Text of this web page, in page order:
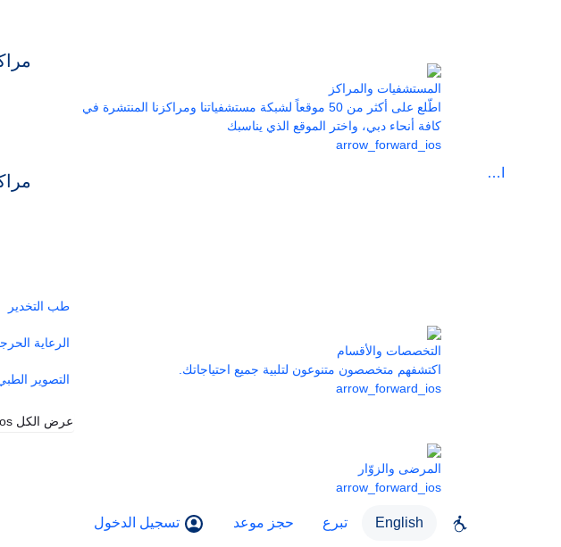
الرعاية
المستشفيات والمراكز
اطّلع على أكثر من 50 موقعاً لشبكة مستشفياتنا ومراكزنا المنتشرة في
كافة أنحاء دبي، واختر الموقع الذي يناسبك
arrow_forward_ios
التخصصات والأقسام
اكتشفهم متخصصون متنوعون لتلبية جميع احتياجاتك.
arrow_forward_ios
طب التخدير
الرعاية
التصوير
عرض الكل
المرضى والزوّار
arrow_forward_ios
English تبرع حجز موعد تسجيل الدخول